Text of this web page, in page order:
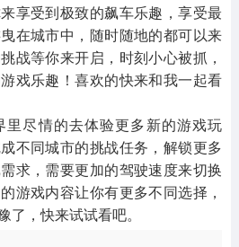
享受到极致的飙车乐趣，享受最
在城市中，随时随地的都可以来
战等你来开启，时刻小心被抓，
戏乐趣！喜欢的快来和我一起看
尽情的去体验更多新的游戏玩
不同城市的挑战任务，解锁更多
求，需要更加的驾驶速度来切换
游戏内容让你有更多不同选择，
，快来试试看吧。